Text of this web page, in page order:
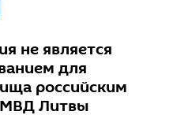
не является
для
российским
МВД Литвы